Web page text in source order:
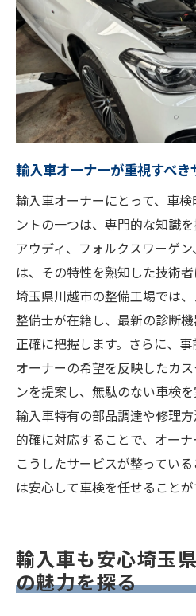
輸入車オーナーが重視すべき
輸入車オーナーにとって、車
ントの一つは、専門的な知識を
アウディ、フォルクスワーゲ
は、その特性を熟知した技術者
埼玉県川越市の整備工場では
整備士が在籍し、最新の診断
正確に把握します。さらに、
オーナーの希望を反映したカ
ンを提案し、無駄のない車検を
輸入車特有の部品調達や修理
的確に対応することで、オーナ
こうしたサービスが整ってい
は安心して車検を任せることが
輸入車も安心埼玉
の魅力を探る